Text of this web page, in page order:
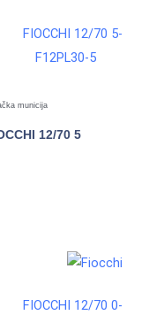
municija
12/70 5